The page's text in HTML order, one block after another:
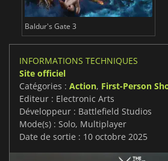
Baldur's Gate 3
INFORMATIONS TECHNIQUES
Site officiel
Catégories : Action, First-Person
Editeur : Electronic Arts
Développeur : Battlefield Studios
Mode(s) : Solo, Multiplayer
Date de sortie : 10 octobre 2025